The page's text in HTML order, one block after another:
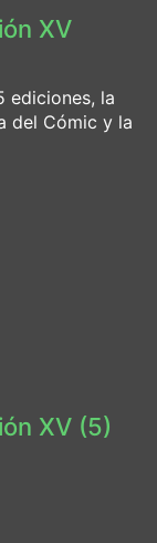
XV
ediciones, la
del Cómic y la
XV (5)